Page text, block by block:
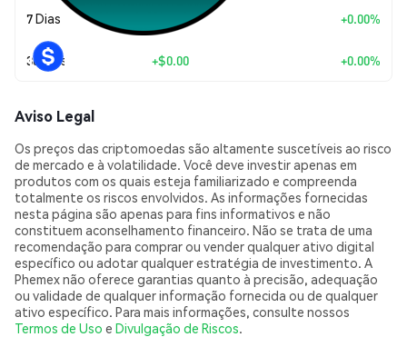
7 Dias $0.00 +0.00%
30 Dias +$0.00 +0.00%
Aviso Legal
Os preços das criptomoedas são altamente suscetíveis ao risco
de mercado e à volatilidade. Você deve investir apenas em
produtos com os quais esteja familiarizado e compreenda
totalmente os riscos envolvidos. As informações fornecidas
nesta página são apenas para fins informativos e não
constituem aconselhamento financeiro. Não se trata de uma
recomendação para comprar ou vender qualquer ativo digital
específico ou adotar qualquer estratégia de investimento. A
Phemex não oferece garantias quanto à precisão, adequação
ou validade de qualquer informação fornecida ou de qualquer
ativo específico. Para mais informações, consulte nossos
Termos de Uso e Divulgação de Riscos.